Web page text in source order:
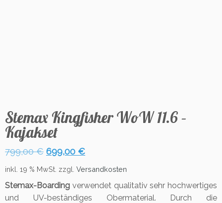
Stemax Kingfisher WoW 11.6 –
Kajakset
799,00€ Ursprünglicher
war:
799,00 €
699,00 €Aktueller
ist:
699,00 €.
inkl. 19 % MwSt. zzgl. Versandkosten
Stemax-Boarding verwendet qualitativ sehr hochwertiges
und UV-beständiges Obermaterial. Durch die